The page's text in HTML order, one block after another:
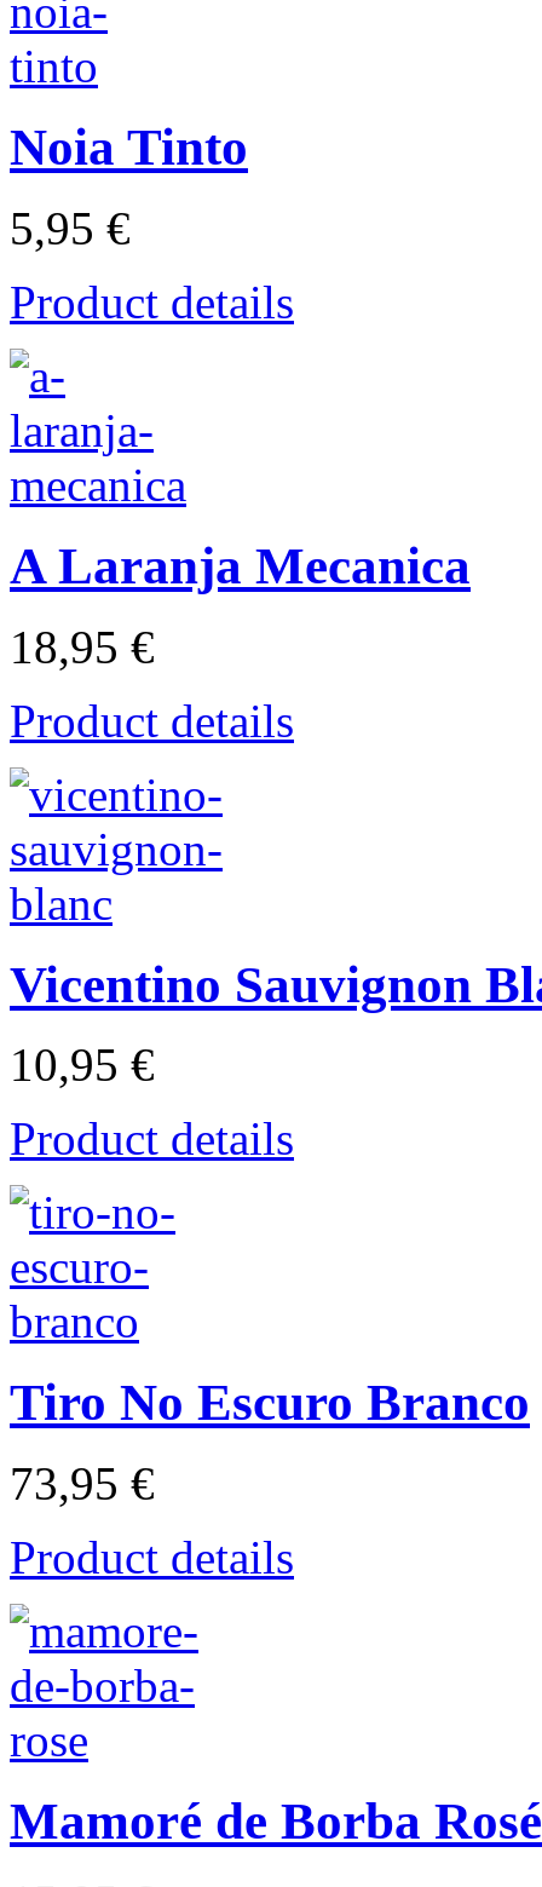
Noia Tinto
5,95 €
Product details
A Laranja Mecanica
18,95 €
Product details
Vicentino Sauvignon
10,95 €
Product details
Tiro No Escuro Branco
73,95 €
Product details
Mamoré de Borba Rosé